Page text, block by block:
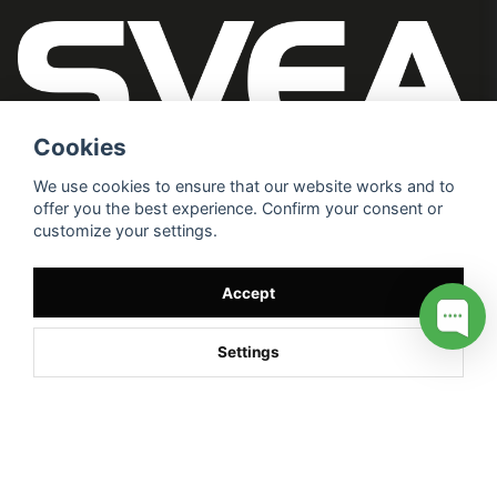
Cookies
We use cookies to ensure that our website works and to
offer you the best experience. Confirm your consent or
customize your settings.
Accept
Settings